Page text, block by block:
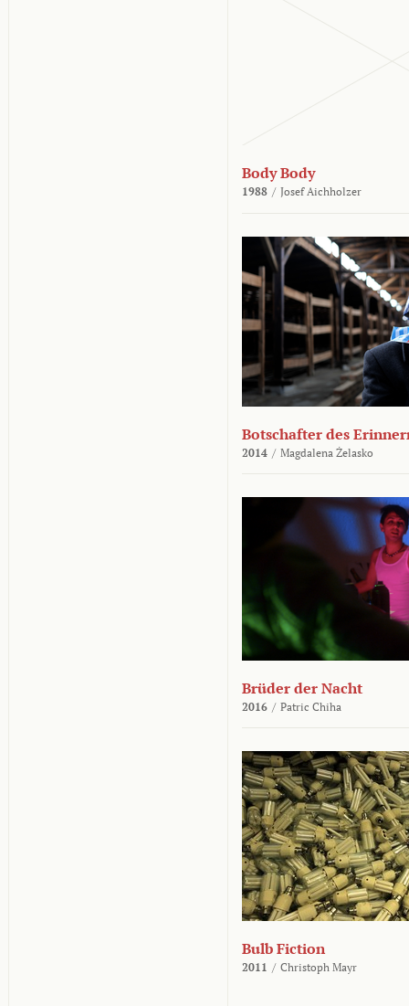
Body Body
1988 / Josef Aichholzer
Botschafter des
2014 / Magdalena Żelasko
Brüder der Nacht
2016 / Patric Chiha
Bulb Fiction
2011 / Christoph Mayr